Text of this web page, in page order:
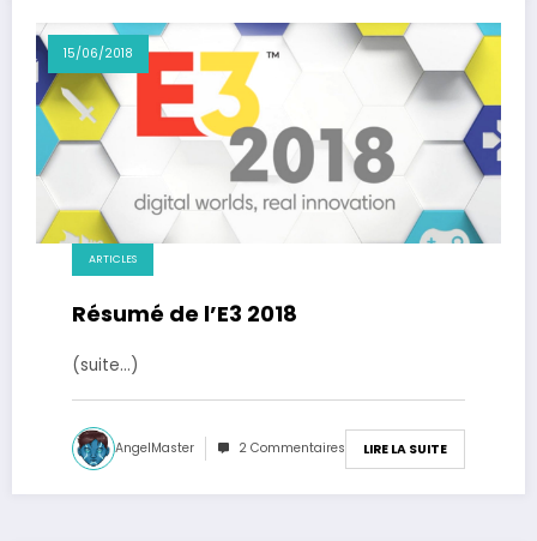
15/06/2018
ARTICLES
Résumé de l’E3 2018
(suite…)
AngelMaster 2 Commentaires LIRE LA SUITE